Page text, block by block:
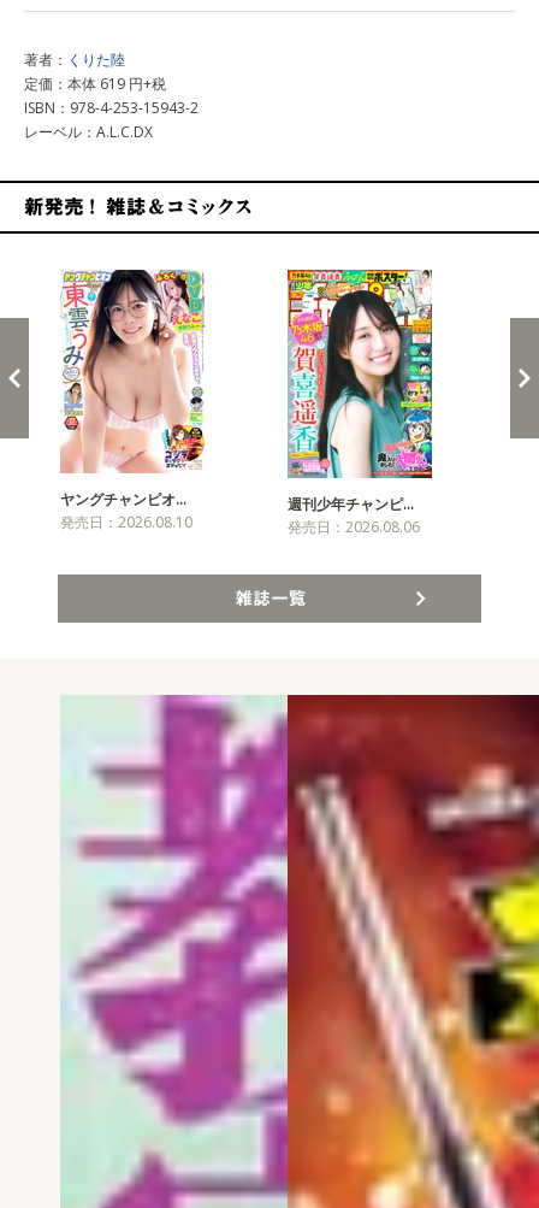
著者： くりた陸
定価：本体 619 円+税
ISBN：978-4-253-15943-2
レーベル：A.L.C.DX
ヤングチャンピオ…
発売日：2026.08.10
週刊少年チャンピ…
発売日：2026.08.06